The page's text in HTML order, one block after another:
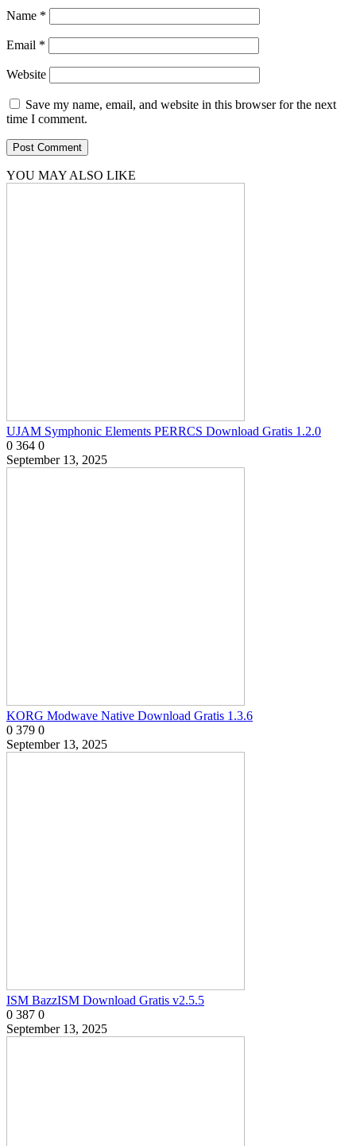
Name *
Email *
Website
Save my name, email, and website in this browser for the next
time I comment.
YOU MAY ALSO LIKE
UJAM Symphonic Elements PERRCS Download Gratis 1.2.0
0 364 0
September 13, 2025
KORG Modwave Native Download Gratis 1.3.6
0 379 0
September 13, 2025
ISM BazzISM Download Gratis v2.5.5
0 387 0
September 13, 2025